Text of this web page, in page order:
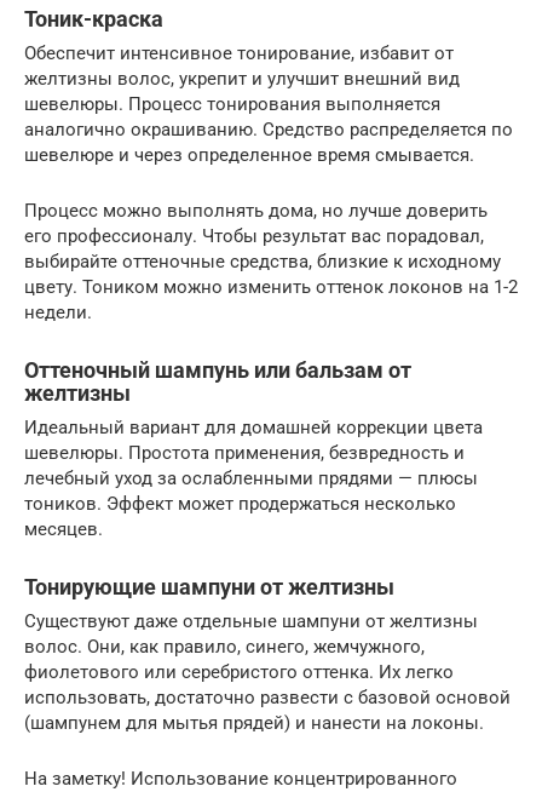
Тоник-краска
Обеспечит интенсивное тонирование, избавит от
желтизны волос, укрепит и улучшит внешний вид
шевелюры. Процесс тонирования выполняется
аналогично окрашиванию. Средство распределяется по
шевелюре и через определенное время смывается.
Процесс можно выполнять дома, но лучше доверить
его профессионалу. Чтобы результат вас порадовал,
выбирайте оттеночные средства, близкие к исходному
цвету. Тоником можно изменить оттенок локонов на 1-2
недели.
Оттеночный шампунь или бальзам от
желтизны
Идеальный вариант для домашней коррекции цвета
шевелюры. Простота применения, безвредность и
лечебный уход за ослабленными прядями — плюсы
тоников. Эффект может продержаться несколько
месяцев.
Тонирующие шампуни от желтизны
Существуют даже отдельные шампуни от желтизны
волос. Они, как правило, синего, жемчужного,
фиолетового или серебристого оттенка. Их легко
использовать, достаточно развести с базовой основой
(шампунем для мытья прядей) и нанести на локоны.
На заметку! Использование концентрированного